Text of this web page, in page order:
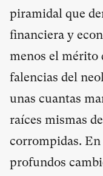
piramidal que
financiera y
menos el mérito
falencias del
unas cuantas
raíces mismas
corrompidas.
profundos